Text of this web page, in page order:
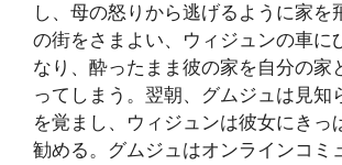
し、母の怒りから逃げるように家を
の街をさまよい、ウィジュンの車に
なり、酔ったまま彼の家を自分の家
ってしまう。翌朝、グムジュは見知
を覚まし、ウィジュンは彼女にきっ
勧める。グムジュはオンラインコミ